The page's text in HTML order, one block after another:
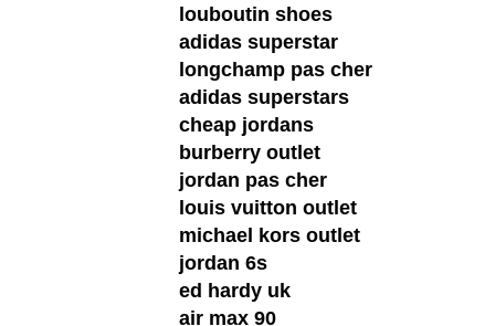
louboutin shoes
adidas superstar
longchamp pas cher
adidas superstars
cheap jordans
burberry outlet
jordan pas cher
louis vuitton outlet
michael kors outlet
jordan 6s
ed hardy uk
air max 90